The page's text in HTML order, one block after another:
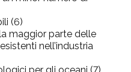
(6)
maggior parte delle
nell’industria